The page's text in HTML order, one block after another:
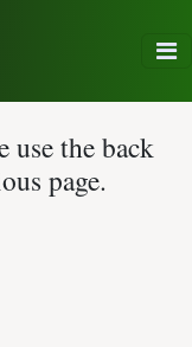
use the back
page.